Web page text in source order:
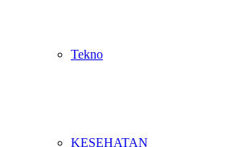
Tekno
KESEHATAN